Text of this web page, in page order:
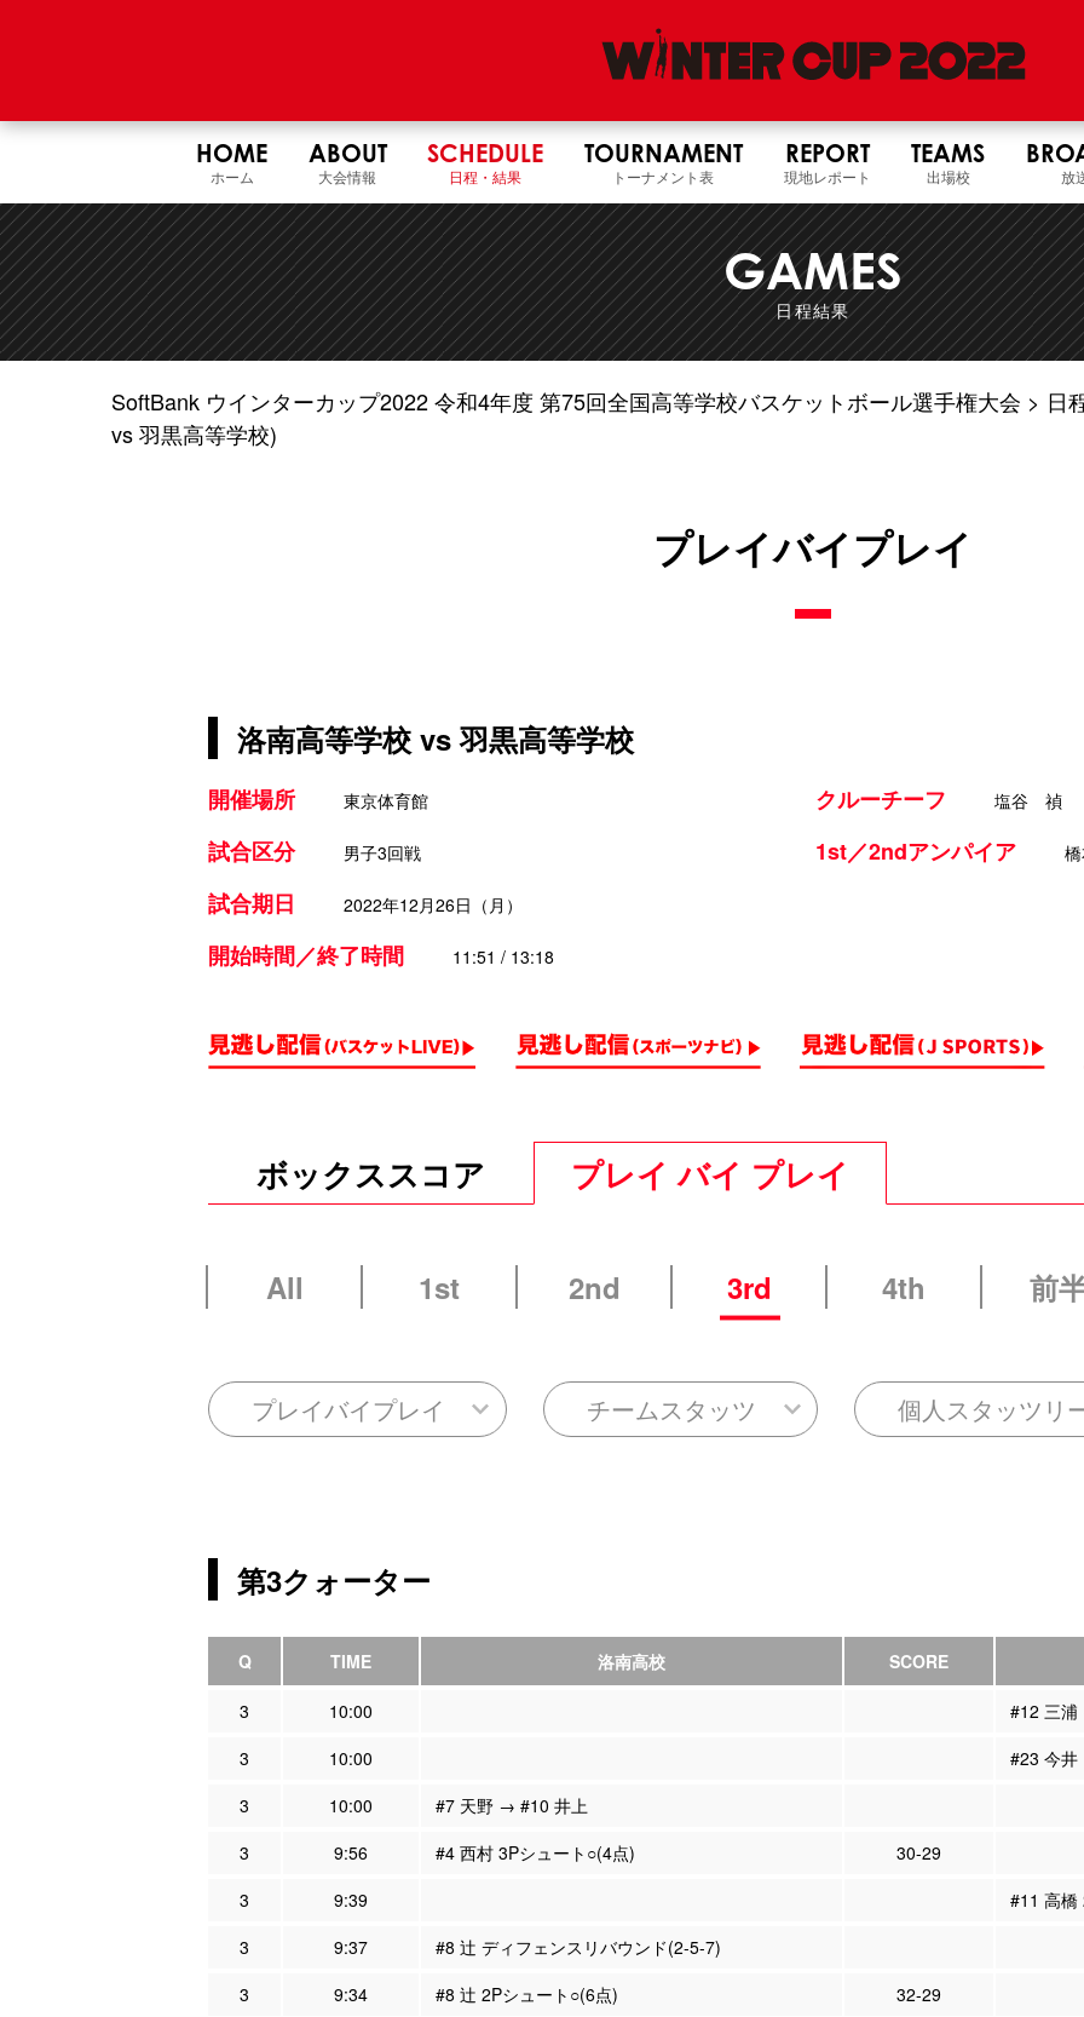
HOME
ホーム
ABOUT
大会情報
SCHEDULE
日程・結果
TOURNAMENT
トーナメント表
REPORT
現地レポート
TEAMS
出場校 放
GAMES
日程結果
SoftBank ウインターカップ2022 令和4年度 第75回全国高等学校バスケットボール選手権大会 日
vs 羽黒高等学校)
プレイバイプレイ
洛南高等学校 vs 羽黒高等学校
開催場所 東京体育館
試合区分 男子3回戦
試合期日 2022年12月26日（月）
開始時間／終了時間 11:51 / 13:18
クルーチーフ 塩谷 禎
1st／2ndアンパイア
ボックススコア プレイ バイ プレイ
All 1st 2nd 3rd 4th 前
プレイバイプレイ チームスタッツ 個人スタッツリ
第3クォーター
Q TIME 洛南高校 SCORE
3 10:00
#12 三
3
10:00
#23 今
3
10:00
#7 天野 → #10 井上
3
9:56 #4 西村 3Pシュート○(4点)
30-29
3
9:39
#11 高橋
3
9:37
#8 辻 ディフェンスリバウンド(2-5-7)
3
9:34 #8 辻 2Pシュート○(6点)
32-29